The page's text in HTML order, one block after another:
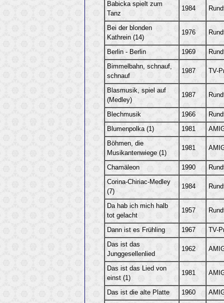
Babicka spielt zum
Tanz
1984
Bei der blonden
Kathrein (14)
1976
Berlin - Berlin 1969
Bimmelbahn, schnauf,
schnauf
1987 TV-
Blasmusik, spiel auf
(Medley)
1987
Blechmusik 1966
Blumenpolka (1) 1981
Böhmen, die
Musikantenwiege (1)
1981
Chamäleon 1990
Corina-Chiriac-Medley
(7)
1984
Da hab ich mich halb
tot gelacht
1957
Dann ist es Frühling 1967 TV-
Das ist das
Junggesellenlied
1962
Das ist das Lied von
einst (1)
1981
Das ist die alte Platte 1960